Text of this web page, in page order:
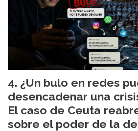
¿Un bulo en redes
desencadenar una
El caso de Ceuta
sobre el poder de la